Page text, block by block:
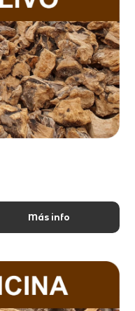
Más info